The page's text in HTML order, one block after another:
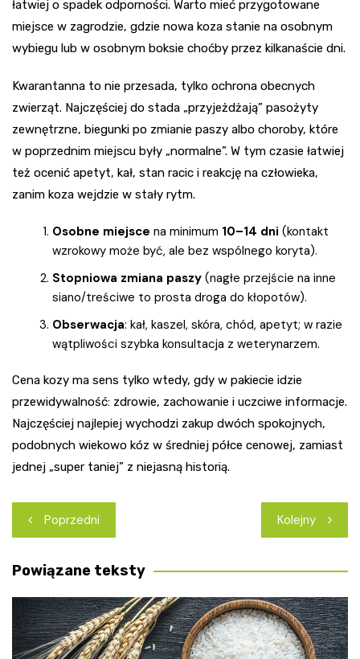
łatwiej o spadek odporności. Warto mieć przygotowane
miejsce w zagrodzie, gdzie nowa koza stanie na osobnym
wybiegu lub w osobnym boksie choćby przez kilkanaście dni.
Kwarantanna to nie przesada, tylko ochrona obecnych
zwierząt. Najczęściej do stada „przyjeżdżają” pasożyty
zewnętrzne, biegunki po zmianie paszy albo choroby, które
w poprzednim miejscu były „normalne”. W tym czasie łatwiej
też ocenić apetyt, kał, stan racic i reakcję na człowieka,
zanim koza wejdzie w stały rytm.
Osobne miejsce na minimum 10–14 dni (kontakt
wzrokowy może być, ale bez wspólnego koryta).
Stopniowa zmiana paszy (nagłe przejście na inne
siano/treściwe to prosta droga do kłopotów).
Obserwacja: kał, kaszel, skóra, chód, apetyt; w razie
wątpliwości szybka konsultacja z weterynarzem.
Cena kozy ma sens tylko wtedy, gdy w pakiecie idzie
przewidywalność: zdrowie, zachowanie i uczciwe informacje.
Najczęściej najlepiej wychodzi zakup dwóch spokojnych,
podobnych wiekowo kóz w średniej półce cenowej, zamiast
jednej „super taniej” z niejasną historią.
Nawigacja
wpisu
Poprzedni Kolejny
Powiązane teksty